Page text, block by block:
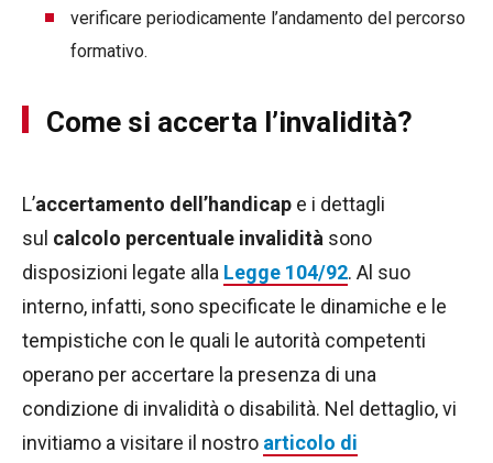
verificare periodicamente l’andamento del percorso
formativo.
Come si accerta l’invalidità?
L’accertamento dell’handicap e i dettagli
sul calcolo percentuale invalidità sono
disposizioni legate alla Legge 104/92. Al suo
interno, infatti, sono specificate le dinamiche e le
tempistiche con le quali le autorità competenti
operano per accertare la presenza di una
condizione di invalidità o disabilità. Nel dettaglio, vi
invitiamo a visitare il nostro articolo di